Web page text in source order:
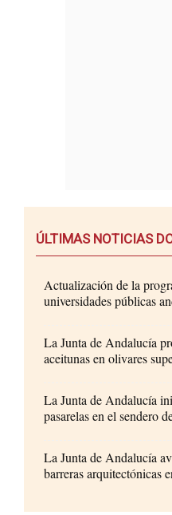
ÚLTIMAS NOTICIAS
Actualización de la
universidades públicas
La Junta de Andalucía
aceitunas en olivares
La Junta de Andalucía
pasarelas en el sendero
La Junta de Andalucía
barreras arquitectónicas